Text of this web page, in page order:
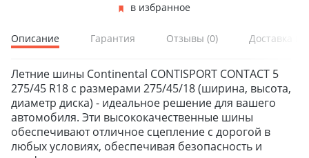
в избранное
Описание Гарантия Отзывы (0) Доставка и
Летние шины Continental CONTISPORT CONTACT 5
275/45 R18 с размерами 275/45/18 (ширина, высота,
диаметр диска) - идеальное решение для вашего
автомобиля. Эти высококачественные шины
обеспечивают отличное сцепление с дорогой в
любых условиях, обеспечивая безопасность и